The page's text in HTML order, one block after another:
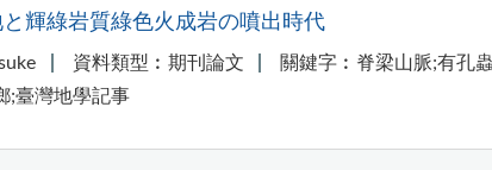
輝綠岩質綠色火成岩の噴出時代
資料類型︰期刊論文
關鍵字︰脊梁山脈;有孔
;臺灣地學記事